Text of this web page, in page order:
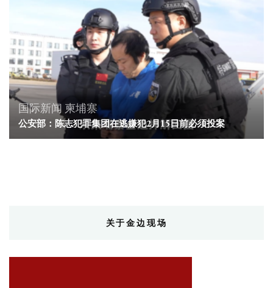
国际新闻 柬埔寨
公安部：陈志犯罪集团在逃嫌犯2月15日前必须投案
关于金边现场